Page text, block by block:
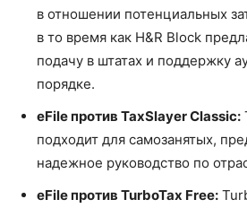
в отношении потенциальных
в то время как H&R Block
подачу в штатах и поддержку
порядке.
eFile против TaxSlayer Classic:
подходит для самозанятых,
надежное руководство по
eFile против TurboTax Free: